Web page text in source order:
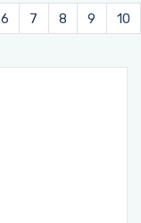
6 7 8 9 10